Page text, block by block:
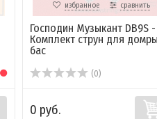
избранное сравнить
Господин Музыкант DB9S -
Комплект струн для
бас
(0)
0 руб.